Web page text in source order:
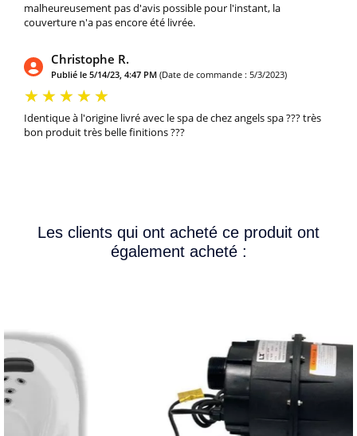
malheureusement pas d'avis possible pour l'instant, la
couverture n'a pas encore été livrée.
Christophe R.
Publié le 5/14/23, 4:47 PM (Date de commande : 5/3/2023)
Identique à l'origine livré avec le spa de chez angels spa ??? très
bon produit très belle finitions ???
Les clients qui ont acheté ce produit ont
également acheté :